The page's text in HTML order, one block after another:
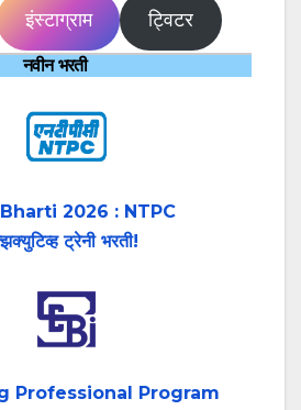
इंस्टाग्राम ट्विटर
नवीन भरती
Bharti 2026 : NTPC
ट्रेनी भरती!
Professional Program